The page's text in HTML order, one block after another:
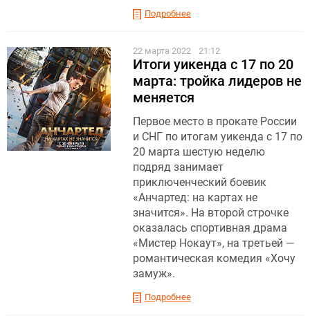
Подробнее
22 марта 2022 21:12
Итоги уикенда с 17 по 20
марта: тройка лидеров не
меняется
Первое место в прокате России
и СНГ по итогам уикенда с 17 по
20 марта шестую неделю
подряд занимает
приключенческий боевик
«Анчартед: на картах не
значится». На второй строчке
оказалась спортивная драма
«Мистер Нокаут», на третьей —
романтическая комедия «Хочу
замуж».
Подробнее